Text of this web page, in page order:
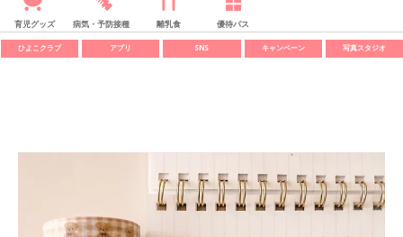
育児グッズ 病気・予防接種 離乳食 優待パス
ひよこクラブ アプリ SNS キャンペーン 写真スタジオ